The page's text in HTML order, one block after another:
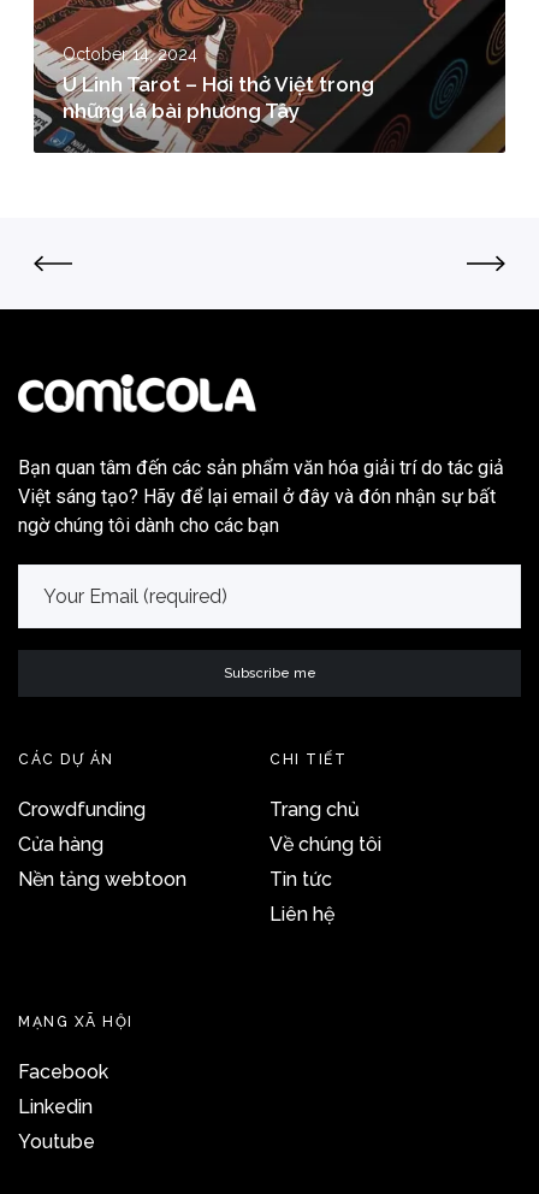
October 14, 2024
U Linh Tarot – Hơi thở Việt trong
những lá bài phương Tây
Bạn quan tâm đến các sản phẩm văn hóa giải trí do tác giả
Việt sáng tạo? Hãy để lại email ở đây và đón nhận sự bất
ngờ chúng tôi dành cho các bạn
CÁC DỰ ÁN
Crowdfunding
Cửa hàng
Nền tảng webtoon
CHI TIẾT
Trang chủ
Về chúng tôi
Tin tức
Liên hệ
MẠNG XÃ HỘI
Facebook
Linkedin
Youtube